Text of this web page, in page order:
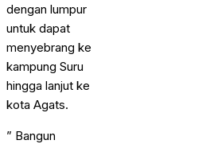
dengan lumpur
untuk dapat
menyebrang ke
kampung Suru
hingga lanjut ke
kota Agats.
” Bangun